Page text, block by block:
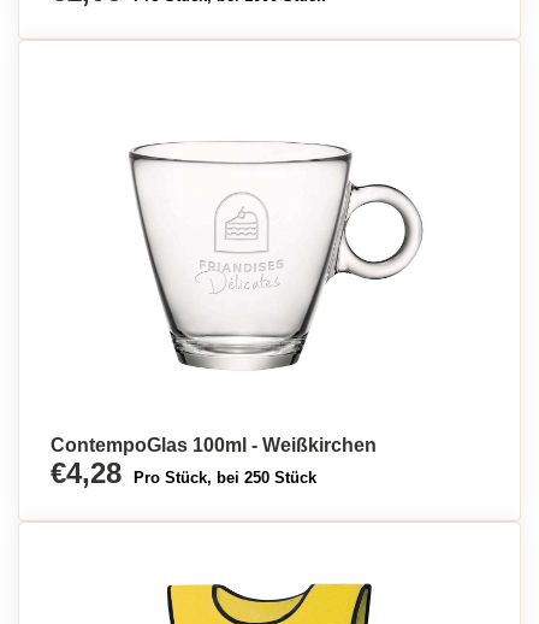
ContempoGlas 100ml - Weißkirchen
€4,28 Pro Stück, bei 250 Stück